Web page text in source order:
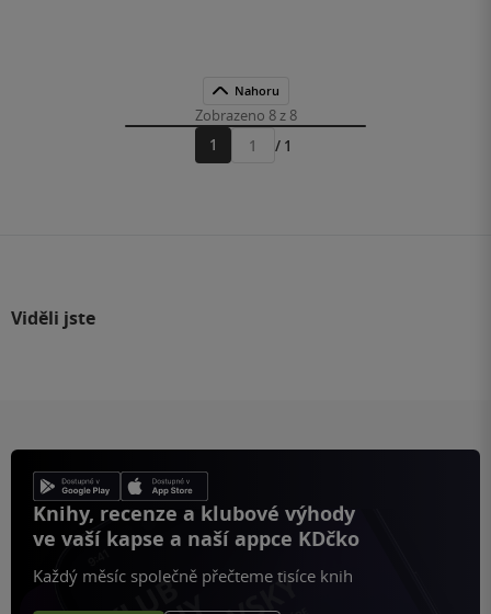
Nahoru
Zobrazeno 8 z 8
1
Přejít
/ 1
Viděli jste
Knihy, recenze a klubové výhody
ve vaší kapse a naší appce KDčko
Každý měsíc společně přečteme tisíce knih